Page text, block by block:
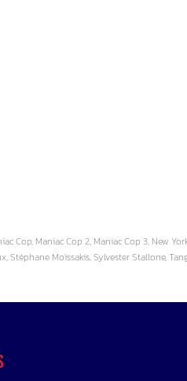
Maniac Cop 2, Maniac Cop 3, New
Stéphane Moïssakis, Sylvester Stallone,